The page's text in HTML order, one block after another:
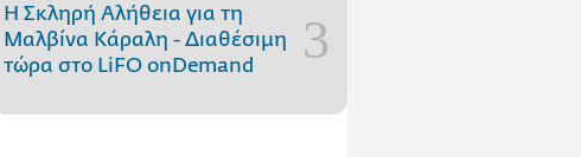
Η Σκληρή Αλήθεια για τη
Μαλβίνα Κάραλη - Διαθέσιμη
τώρα στo LiFO onDemand